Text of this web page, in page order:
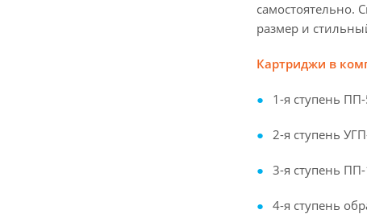
самостоятельно.
размер и
Картриджи в
1-я ступень
2-я ступень
3-я ступень
4-я ступень